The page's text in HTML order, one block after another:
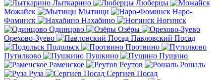
Лыткарино
Люберцы
Можайск
Мытищи
Наро-
Фоминск
Нахабино
Ногинск
Одинцово
Озёры
Орехово-Зуево
Павловский Посад
Подольск
Протвино
Путилково
Пушкино
Пущино
Раменское
Реутов
Рошаль
Руза
Сергиев Посад